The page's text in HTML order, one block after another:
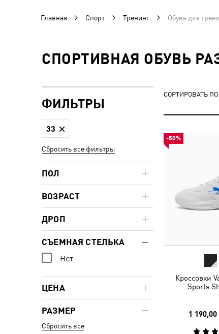
Главная Спорт Тренинг Обувь для
СПОРТИВНАЯ ОБУВЬ
СОРТИРОВАТЬ ПО:
-50%
Кроссовки
Sports
1 190,00
ФИЛЬТРЫ
33
Сбросить все фильтры
ПОЛ
ВОЗРАСТ
ДРОП
СЪЕМНАЯ СТЕЛЬКА
Нет
ЦЕНА
РАЗМЕР
Сбросить все